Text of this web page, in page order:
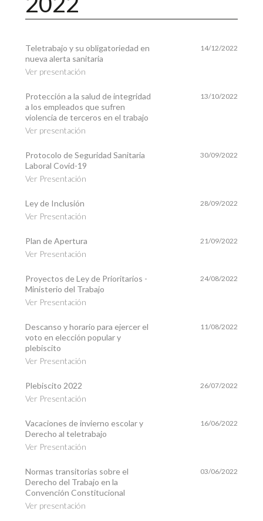
Teletrabajo y su obligatoriedad en
nueva alerta sanitaria
Ver presentación
14/12/2022
Protección a la salud de integridad
a los empleados que sufren
violencia de terceros en el trabajo
Ver presentación
13/10/2022
Protocolo de Seguridad Sanitaria
Laboral Covid-19
Ver Presentación
30/09/2022
Ley de Inclusión
Ver Presentación
28/09/2022
Plan de Apertura
Ver Presentación
21/09/2022
Proyectos de Ley de Prioritarios -
Ministerio del Trabajo
Ver Presentación
24/08/2022
Descanso y horario para ejercer el
voto en elección popular y
plebiscito
Ver Presentación
11/08/2022
Plebiscito 2022
Ver Presentación
26/07/2022
Vacaciones de invierno escolar y
Derecho al teletrabajo
Ver Presentación
16/06/2022
Normas transitorias sobre el
Derecho del Trabajo en la
Convención Constitucional
Ver presentación
03/06/2022